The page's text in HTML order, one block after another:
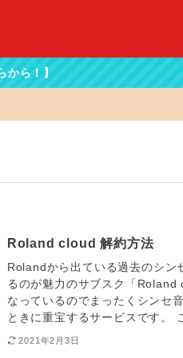
Roland cloud 解約方法
Rolandから出ている過去のシン
るのが魅力のサブスク「
なっているのでまったくシンセ
ときに重宝するサービスです。
2021年2月3日